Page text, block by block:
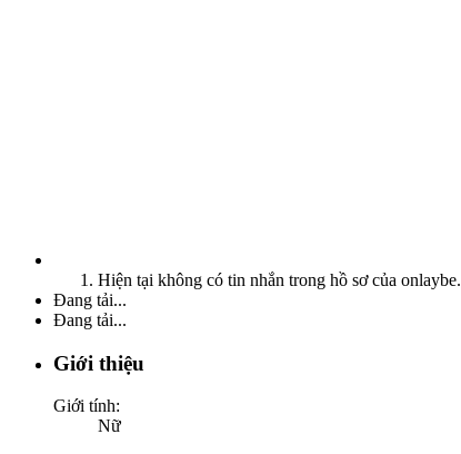
Hiện tại không có tin nhắn trong hồ sơ của onlaybe.
Đang tải...
Đang tải...
Giới thiệu
Giới tính:
Nữ